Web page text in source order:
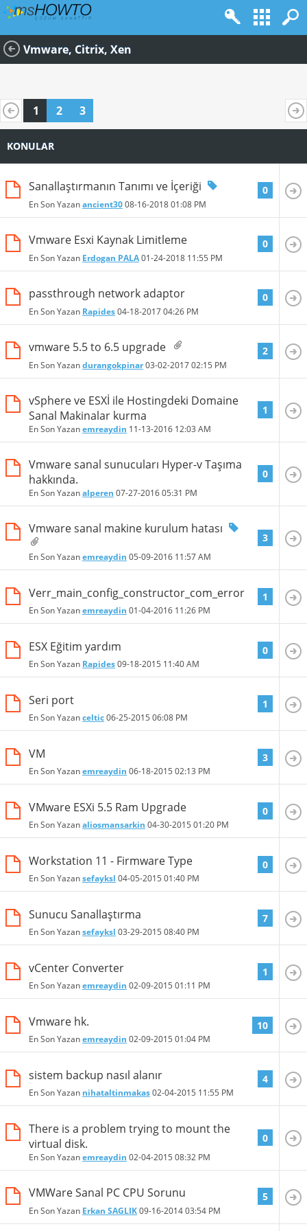
Vmware, Citrix, Xen
1 2 3
KONULAR
Sanallaştırmanın Tanımı ve İçeriği
En Son Yazanancient3008-16-201801:08 PM
0
Vmware Esxi Kaynak Limitleme
En Son Yazan Erdogan PALA01-24-2018 11:55 PM
0
passthrough network adaptor
En Son Yazan Rapides04-18-201704:26 PM
0
vmware 5.5 to 6.5 upgrade
En Son Yazandurangokpinar03-02-201702:15 PM
2
vSphere ve ESXİ ile Hostingdeki Domaine
Sanal Makinalar kurma
En Son Yazanemreaydin 11-13-2016 12:03 AM
1
Vmware sanal sunucuları Hyper-v Taşıma
hakkında.
En Son Yazanalperen 07-27-201605:31 PM
0
Vmware sanal makine kurulum hatası
En Son Yazanemreaydin 05-09-2016 11:57 AM
3
Verr_main_config_constructor_com_error
En Son Yazanemreaydin 01-04-2016 11:26 PM
1
ESX Eğitim yardım
En Son Yazan Rapides09-18-2015 11:40 AM
0
Seri port
En Son Yazanceltic06-25-2015 06:08 PM
1
VM
En Son Yazanemreaydin 06-18-2015 02:13 PM
3
VMware ESXi 5.5 Ram Upgrade
En Son Yazanaliosmansarkin 04-30-2015 01:20 PM
0
Workstation 11 - Firmware Type
En Son Yazansefayksl 04-05-2015 01:40 PM
0
Sunucu Sanallaştırma
En Son Yazansefayksl 03-29-2015 08:40 PM
7
vCenter Converter
En Son Yazanemreaydin 02-09-2015 01:11 PM
1
Vmware hk.
En Son Yazanemreaydin 02-09-2015 01:04 PM
10
sistem backup nasıl alanır
En Son Yazan nihataltinmakas02-04-2015 11:55 PM
4
There is a problem trying to mount the
virtual disk.
En Son Yazanemreaydin 02-04-2015 08:32 PM
0
VMWare Sanal PC CPU Sorunu
En Son Yazan Erkan SAGLIK09-16-201403:54 PM
5